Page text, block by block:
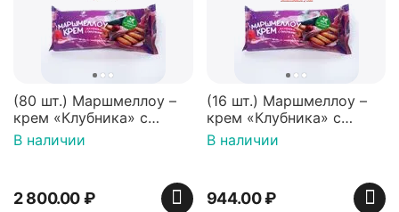
(80 шт.) Маршмеллоу –
крем «Клубника» с
палочками (ТМ
«Зефирный Лео»)
В наличии
2 800.00₽
(16 шт.) Маршмеллоу –
крем «Клубника» с
палочками (ТМ
«Зефирный Лео»)
В наличии
944.00₽